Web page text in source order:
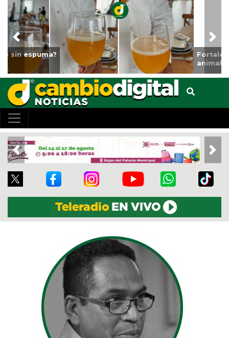
Fortalece Ayuntamiento de Veracruz el cuidado de los
animales del Parque Miguel Ángel de Quevedo
Previous
Previous